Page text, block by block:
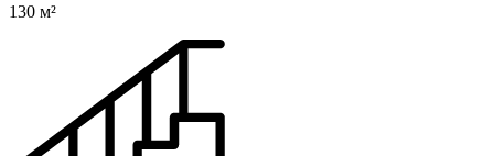
130 м²